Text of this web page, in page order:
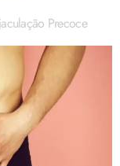
Precoce